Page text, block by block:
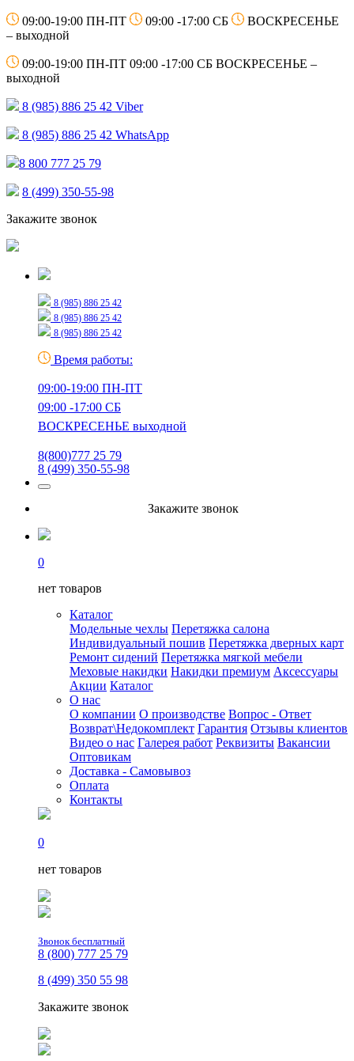
09:00-19:00 ПН-ПТ 09:00 -17:00 СБ
ВОСКРЕСЕНЬЕ
– выходной
09:00-19:00 ПН-ПТ 09:00 -17:00 СБ ВОСКРЕСЕНЬЕ –
выходной
8 (985) 886 25 42 Viber
8 (985) 886 25 42 WhatsApp
8 800 777 25 79
8 (499) 350-55-98
Закажите звонок
8 (985) 886 25 42
8 (985) 886 25 42
8 (985) 886 25 42
Время работы:
09:00-19:00 ПН-ПТ
09:00 -17:00 СБ
ВОСКРЕСЕНЬЕ выходной
8(800)777 25 79
8 (499) 350-55-98
Закажите звонок
0
нет товаров
Каталог
Модельные чехлы Перетяжка салона
Индивидуальный пошив Перетяжка дверных карт
Ремонт сидений Перетяжка мягкой мебели
Меховые накидки Накидки премиум Аксессуары
Акции Каталог
О нас
О компании О производстве Вопрос - Ответ
Возврат\Недокомплект Гарантия Отзывы клиентов
Видео о нас Галерея работ Реквизиты Вакансии
Оптовикам
Доставка - Самовывоз
Оплата
Контакты
0
нет товаров
Звонок бесплатный
8 (800) 777 25 79
8 (499) 350 55 98
Закажите звонок